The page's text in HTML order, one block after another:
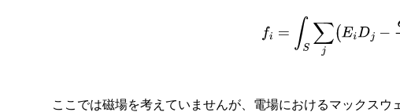
(7.3− 3)fi =∫ S∑j (Ei
ここでは磁場を考えていませんが、電場におけるマックスウ